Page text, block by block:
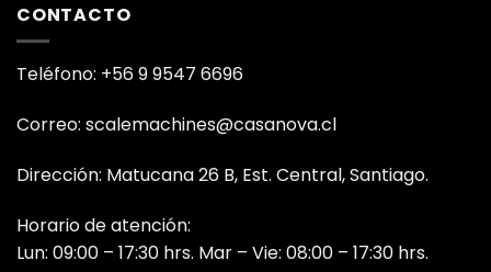
CONTACTO
Teléfono: +56 9 9547 6696
Correo: scalemachines@casanova.cl
Dirección: Matucana 26 B, Est. Central, Santiago.
Horario de atención:
Lun: 09:00 – 17:30 hrs. Mar – Vie: 08:00 – 17:30 hrs.